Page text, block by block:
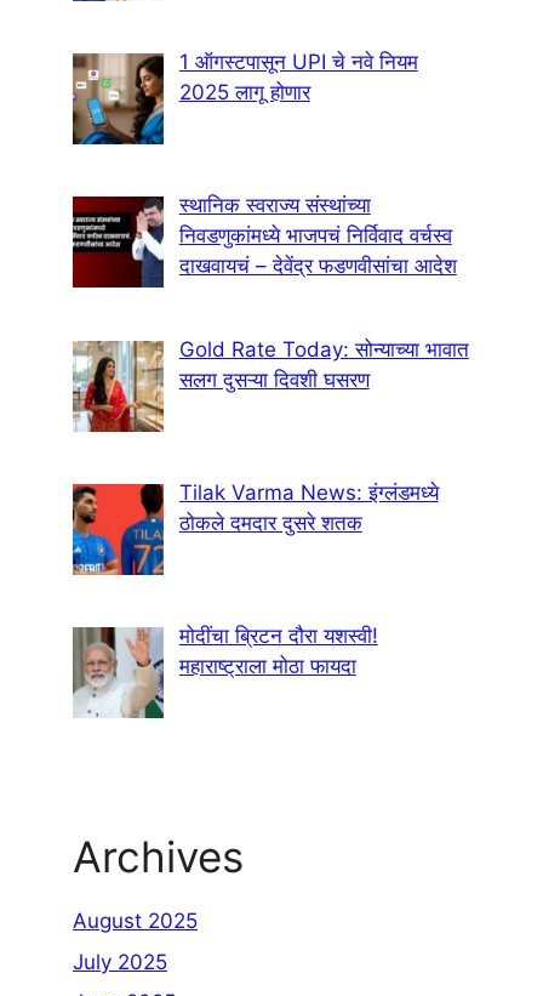
1 ऑगस्टपासून UPI चे नवे नियम
2025 लागू होणार
स्थानिक स्वराज्य संस्थांच्या
निवडणुकांमध्ये भाजपचं निर्विवाद वर्चस्व
दाखवायचं – देवेंद्र फडणवीसांचा आदेश
Gold Rate Today: सोन्याच्या भावात
सलग दुसऱ्या दिवशी घसरण
Tilak Varma News: इंग्लंडमध्ये
ठोकले दमदार दुसरे शतक
मोदींचा ब्रिटन दौरा यशस्वी!
महाराष्ट्राला मोठा फायदा
Archives
August 2025
July 2025